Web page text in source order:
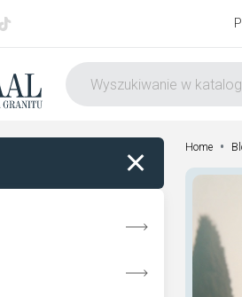
Home •